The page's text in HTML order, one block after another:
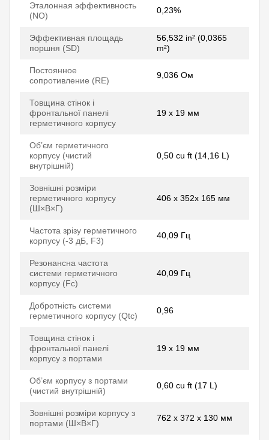
Эталонная эффективность
(NO)
0,23%
Эффективная площадь
поршня (SD)
56,532 in² (0,0365
m²)
Постоянное
сопротивление (RE)
9,036 Ом
Товщина стінок і
фронтальної панелі
герметичного корпусу
19 x 19 мм
Об’єм герметичного
корпусу (чистий
внутрішній)
0,50 cu ft (14,16 L)
Зовнішні розміри
герметичного корпусу
(Ш×В×Г)
406 x 352x 165 мм
Частота зрізу герметичного
корпусу (-3 дБ, F3)
40,09 Гц
Резонансна частота
системи герметичного
корпусу (Fc)
40,09 Гц
Добротність системи
герметичного корпусу (Qtc)
0,96
Товщина стінок і
фронтальної панелі
корпусу з портами
19 x 19 мм
Об’єм корпусу з портами
(чистий внутрішній)
0,60 cu ft (17 L)
Зовнішні розміри корпусу з
портами (Ш×В×Г)
762 x 372 x 130 мм